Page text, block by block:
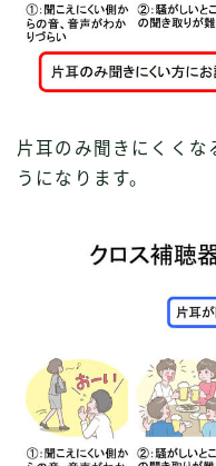
片耳のみ聞きにくくな
うになります。